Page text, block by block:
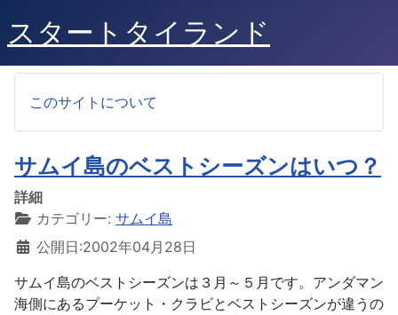
スタートタイランド
このサイトについて
サムイ島のベストシーズンはいつ？
詳細
カテゴリー: サムイ島
公開日:2002年04月28日
サムイ島のベストシーズンは３月～５月です。アンダマン
海側にあるプーケット・クラビとベストシーズンが違うの